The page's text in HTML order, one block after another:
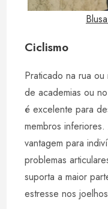
Ciclismo
Praticado na rua
de academias ou
é excelente para
membros
vantagem para
problemas
suporta a maior
estresse nos